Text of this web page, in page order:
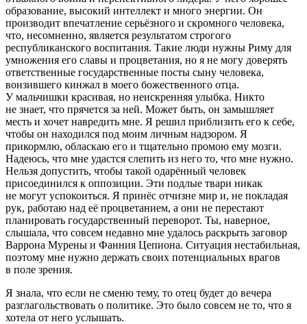
образование, высокий интеллект и много энергии. Он
производит впечатление серьёзного и скромного человека,
что, несомненно, является результатом строгого
республиканского воспитания. Такие люди нужны Риму для
умножения его славы и процветания, но я не могу доверять
ответственные государственные посты сыну человека,
вонзившего кинжал в моего божественного отца.
У мальчишки красивая, но неискренняя улыбка. Никто
не знает, что прячется за ней. Может быть, он замышляет
месть и хочет навредить мне. Я решил приблизить его к себе,
чтобы он находился под моим личным надзором. Я
прикормлю, обласкаю его и тщательно промою ему мозги.
Надеюсь, что мне удастся слепить из него то, что мне нужно.
Нельзя допустить, чтобы такой одарённый человек
присоединился к оппозиции. Эти подлые твари никак
не могут успокоиться. Я принёс отчизне мир и, не покладая
рук, работаю над её процветанием, а они не перестают
планировать государственный переворот. Ты, наверное,
слышала, что совсем недавно мне удалось раскрыть заговор
Варрона Мурены и Фанния Цепиона. Ситуация нестабильная,
поэтому мне нужно держать своих потенциальных врагов
в поле зрения.
Я знала, что если не сменю тему, то отец будет до вечера
разглагольствовать о политике. Это было совсем не то, что я
хотела от него услышать.